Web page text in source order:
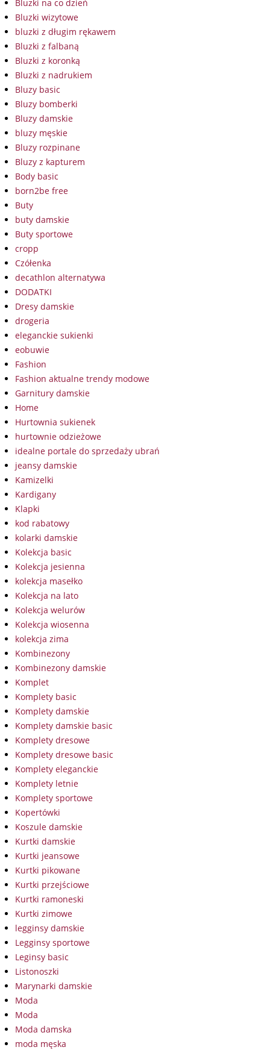
Bluzki na co dzień
Bluzki wizytowe
bluzki z długim rękawem
Bluzki z falbaną
Bluzki z koronką
Bluzki z nadrukiem
Bluzy basic
Bluzy bomberki
Bluzy damskie
bluzy męskie
Bluzy rozpinane
Bluzy z kapturem
Body basic
born2be free
Buty
buty damskie
Buty sportowe
cropp
Czółenka
decathlon alternatywa
DODATKI
Dresy damskie
drogeria
eleganckie sukienki
eobuwie
Fashion
Fashion aktualne trendy modowe
Garnitury damskie
Home
Hurtownia sukienek
hurtownie odzieżowe
idealne portale do sprzedaży ubrań
jeansy damskie
Kamizelki
Kardigany
Klapki
kod rabatowy
kolarki damskie
Kolekcja basic
Kolekcja jesienna
kolekcja masełko
Kolekcja na lato
Kolekcja welurów
Kolekcja wiosenna
kolekcja zima
Kombinezony
Kombinezony damskie
Komplet
Komplety basic
Komplety damskie
Komplety damskie basic
Komplety dresowe
Komplety dresowe basic
Komplety eleganckie
Komplety letnie
Komplety sportowe
Kopertówki
Koszule damskie
Kurtki damskie
Kurtki jeansowe
Kurtki pikowane
Kurtki przejściowe
Kurtki ramoneski
Kurtki zimowe
legginsy damskie
Legginsy sportowe
Leginsy basic
Listonoszki
Marynarki damskie
Moda
Moda
Moda damska
moda męska